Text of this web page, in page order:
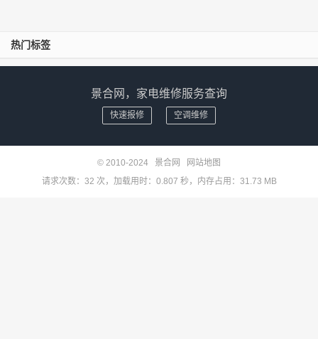
热门标签
景合网，家电维修服务查询
快速报修 空调维修
© 2010-2024 景合网
网站地图
请求次数：32 次，加载用时：0.807 秒，内存占用：31.73 MB